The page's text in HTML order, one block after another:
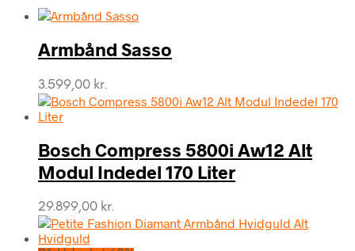
Armbånd Sasso
3.599,00 kr.
Bosch Compress 5800i Aw12 Alt
Modul Indedel 170 Liter
29.899,00 kr.